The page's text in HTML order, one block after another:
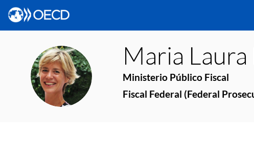
MLR
Maria Laura
Ministerio Público Fiscal
Fiscal Federal (Federal